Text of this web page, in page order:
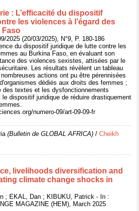
: L’efficacité du dispositif
les violences à l’égard des
Faso
2025 (20/03/2025), N°9, P. 180-186
du dispositif juridique de lutte contre les
au Burkina Faso, en évaluant son
des violences sexistes, attisées par le
Les résultats révèlent un tableau
actions ont pu être pérennisées
dédiés aux droits des femmes ;
des textes et les dysfonctionnements
dispositif juridique de réduire drastiquement
numero-09/art-09-09-fr
(Bulletin de GLOBAL AFRICA) / Cheikh
livelihoods diversification and
climate change shocks in
; EKAL, Dan ; KIBUKU, Patrick - In :
MAGAZINE (HEM), March 2025